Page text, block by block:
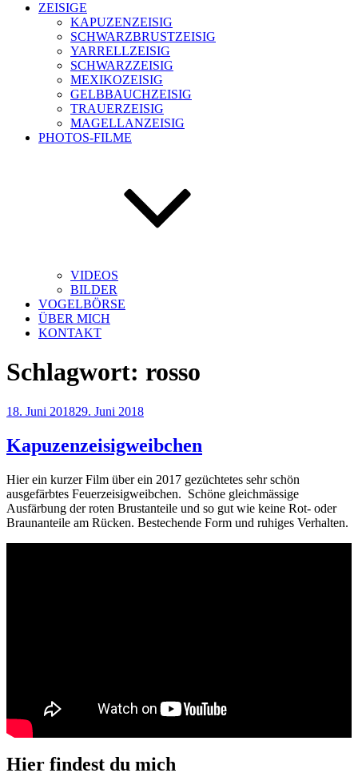
ZEISIGE
KAPUZENZEISIG
SCHWARZBRUSTZEISIG
YARRELLZEISIG
SCHWARZZEISIG
MEXIKOZEISIG
GELBBAUCHZEISIG
TRAUERZEISIG
MAGELLANZEISIG
PHOTOS-FILME
VIDEOS
BILDER
VOGELBÖRSE
ÜBER MICH
KONTAKT
Schlagwort: rosso
Veröffentlicht
18. Juni 201829. Juni 2018
Kapuzenzeisigweibchen
Hier ein kurzer Film über ein 2017 gezüchtetes sehr schön
ausgefärbtes Feuerzeisigweibchen. Schöne gleichmässige
Ausfärbung der roten Brustanteile und so gut wie keine Rot- oder
Braunanteile am Rücken. Bestechende Form und ruhiges Verhalten.
Hier findest du mich